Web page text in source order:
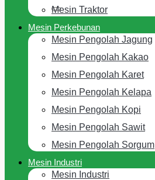
Mesin Traktor
Mesin Perkebunan
Mesin Pengolah Jagung
Mesin Pengolah Kakao
Mesin Pengolah Karet
Mesin Pengolah Kelapa
Mesin Pengolah Kopi
Mesin Pengolah Sawit
Mesin Pengolah Sorgum
Mesin Industri
Mesin Industri